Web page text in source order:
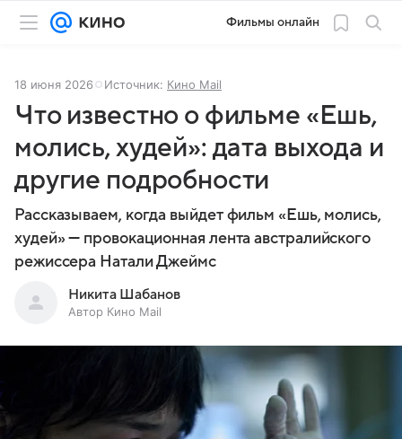
Фильмы онлайн
18 июня 2026 Источник: Кино Mail
Что известно о фильме «Ешь,
молись, худей»: дата выхода и
другие подробности
Рассказываем, когда выйдет фильм «Ешь, молись,
худей» — провокационная лента австралийского
режиссера Натали Джеймс
Никита Шабанов
Автор Кино Mail